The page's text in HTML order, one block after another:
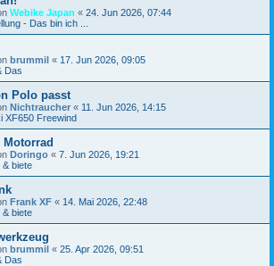
Webike Japan « 24. Jun 2026, 07:44
- Das bin ich ...
brummil « 17. Jun 2026, 09:05
Das
Polo passt
Nichtraucher « 11. Jun 2026, 14:15
XF650 Freewind
Motorrad
Doringo « 7. Jun 2026, 19:21
biete
Frank XF « 14. Mai 2026, 22:48
biete
brummil « 25. Apr 2026, 09:51
Das